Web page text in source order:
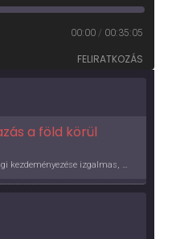
00:00 / 00:35:05
FELIRATKOZÁS
a föld körül
Az UNICEF Magyarország jótékonysági kezdeményezése izgalmas, egész éves világkörüli ízutazásra hív, igazi családi program és gasztroedukáció, illetve segítség a rászorulóknak is egyben.